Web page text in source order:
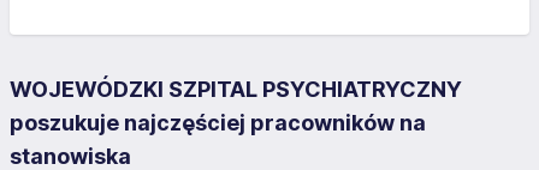
WOJEWÓDZKI SZPITAL PSYCHIATRYCZNY
poszukuje najczęściej pracowników na
stanowiska